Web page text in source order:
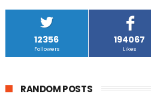
12356
Followers
194067
Likes
RANDOM POSTS